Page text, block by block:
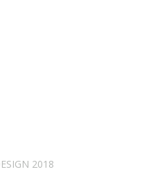
2018